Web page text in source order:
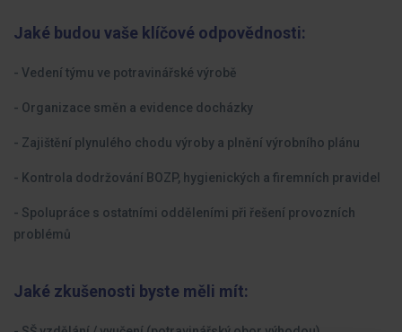
Jaké budou vaše klíčové odpovědnosti:
- Vedení týmu ve potravinářské výrobě
- Organizace směn a evidence docházky
- Zajištění plynulého chodu výroby a plnění výrobního plánu
- Kontrola dodržování BOZP, hygienických a firemních pravidel
- Spolupráce s ostatními odděleními při řešení provozních
problémů
Jaké zkušenosti byste měli mít: